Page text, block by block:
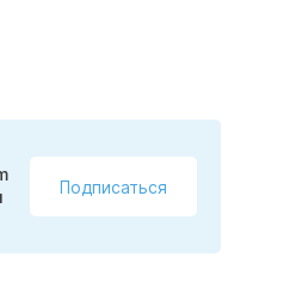
Подписаться